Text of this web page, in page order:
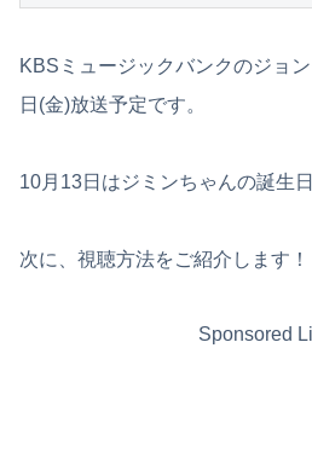
KBSミュージックバンクのジョ
日(金)放送予定です。
10月13日はジミンちゃんの誕生
次に、視聴方法をご紹介します！
Sponsored